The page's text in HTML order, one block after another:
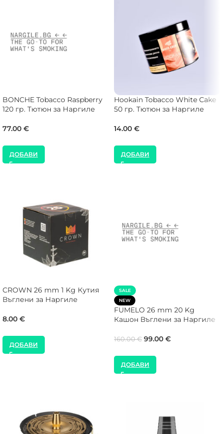
BONCHE Tobacco Raspberry
120 гр. Тютюн за Наргиле
77.00 €
ДОБАВИ
Hookain Tobacco White Cake
50 гр. Тютюн за Наргиле
14.00 €
ДОБАВИ
CROWN 26 mm 1 Kg Кутия
Въглени за Наргиле
8.00 €
ДОБАВИ
SALE
NEW
FUMELO 26 mm 20 Kg
Кашон Въглени за Наргиле
160.00€ 99.00 €
ДОБАВИ